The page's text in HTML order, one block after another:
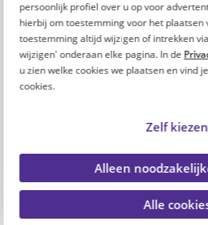
persoonlijk profiel over u op voor
hierbij om toestemming voor het plaatsen
toestemming altijd wijzigen of intrekken
wijzigen' onderaan elke pagina. In de
u zien welke cookies we plaatsen en vind
cookies.
Zelf kiezen
Alleen
Alle
Josephine
adviezen over
Komen die ook bij de
onderhandelingstafels
arbeidsvoorwaarden en
J